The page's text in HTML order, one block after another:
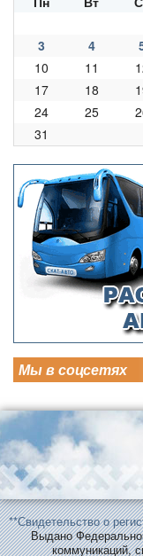
3
4
10
11
17
18
24
25
31
Мы в соцсетях
**Свидетельство о
Выдано
коммуникаций,